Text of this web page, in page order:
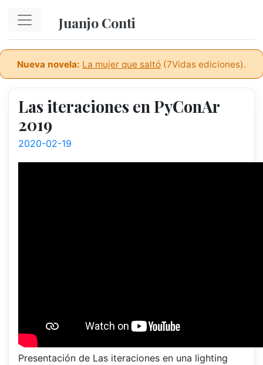
Juanjo Conti
Nueva novela: La mujer que saltó (7Vidas ediciones).
Las iteraciones en PyConAr
2019
2020-02-19
Presentación de Las iteraciones en una lighting